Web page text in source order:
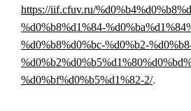
https://iif.cfuv.ru/
%d0%b8%d1%84-
%d0%b8%d0%bc-%d0%b2-
%d0%bf%d0%b5%d1%82-2/.